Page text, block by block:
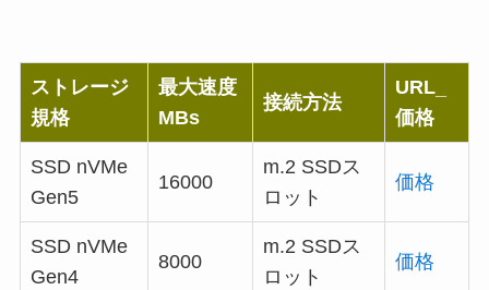
ストレージ
規格
最大速度
MBs
接続方法
URL_
価格
SSD nVMe
Gen5
16000
m.2 SSDス
ロット
価格
SSD nVMe
Gen4
8000
m.2 SSDス
ロット
価格